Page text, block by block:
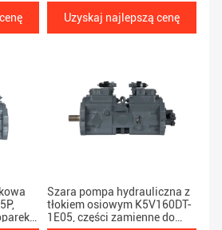
9N2Y
Uzyskaj najlepszą cenę
Szara pompa hydrauliczna z
tłokiem osiowym K5V160DT-
1E05, części zamienne do